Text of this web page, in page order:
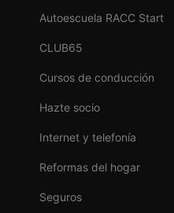
Autoescuela RACC Start
CLUB65
Cursos de conducción
Hazte socio
Internet y telefonía
Reformas del hogar
Seguros